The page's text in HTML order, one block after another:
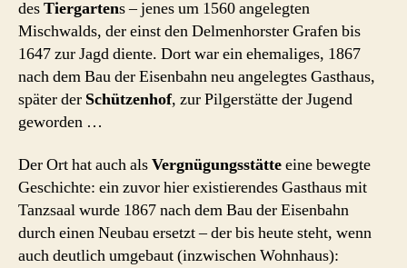
desTiergartens – jenes um 1560 angelegten
Mischwalds, der einst den Delmenhorster Grafen bis
1647 zur Jagd diente. Dort war ein ehemaliges, 1867
nach dem Bau der Eisenbahn neu angelegtes Gasthaus,
später der Schützenhof, zur Pilgerstätte der Jugend
geworden …
Der Ort hat auch alsVergnügungsstätteeine bewegte
Geschichte: ein zuvor hier existierendes Gasthaus mit
Tanzsaal wurde 1867 nach dem Bau der Eisenbahn
durch einen Neubau ersetzt – der bis heute steht, wenn
auch deutlich umgebaut (inzwischen Wohnhaus):